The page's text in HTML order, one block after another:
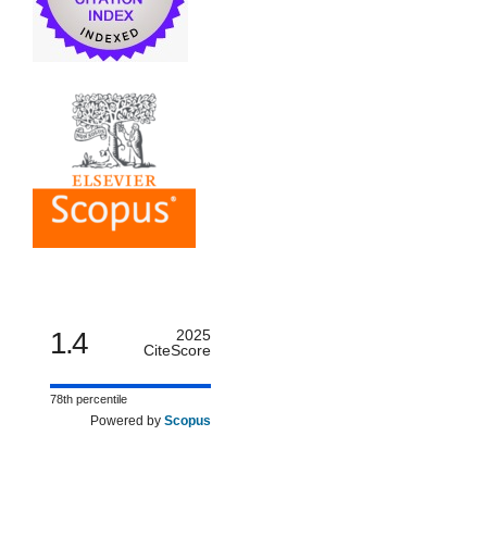
1.4
2025
CiteScore
78th percentile
Powered by Scopus